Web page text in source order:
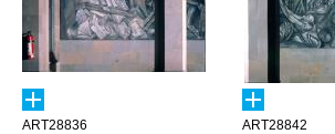
ART28836
ART28842